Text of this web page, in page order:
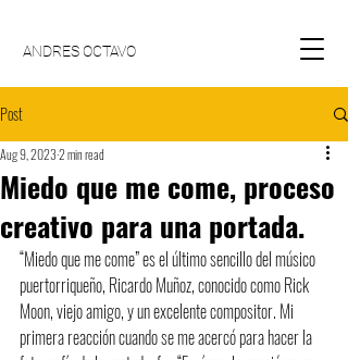
ANDRES OCTAVO
Post
Miedo que me come, proceso
creativo para una portada.
Aug 9, 20232 min read
“Miedo que me come” es el último sencillo del músico
puertorriqueño, Ricardo Muñoz, conocido como Rick
Moon, viejo amigo, y un excelente compositor. Mi
primera reacción cuando se me acercó para hacer la